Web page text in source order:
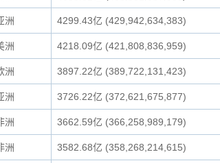
洲 4299.43亿 (429,942,634,383)
洲 4218.09亿 (421,808,836,959)
洲 3897.22亿 (389,722,131,423)
洲 3726.22亿 (372,621,675,877)
洲 3662.59亿 (366,258,989,179)
洲 3582.68亿 (358,268,214,615)